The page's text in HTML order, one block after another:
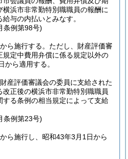
浜市非常勤特別職職員の報酬に
与の内払いとみなす。
条例第98号)
ら施行する。 ただし、財産評価審
定中費用弁償に係る規定以外の
から適用する。
産評価審議会の委員に支給された
正後の横浜市非常勤特別職職員
る条例の相当規定によって支給
条例第23号)
ら施行し、昭和43年3月1日から